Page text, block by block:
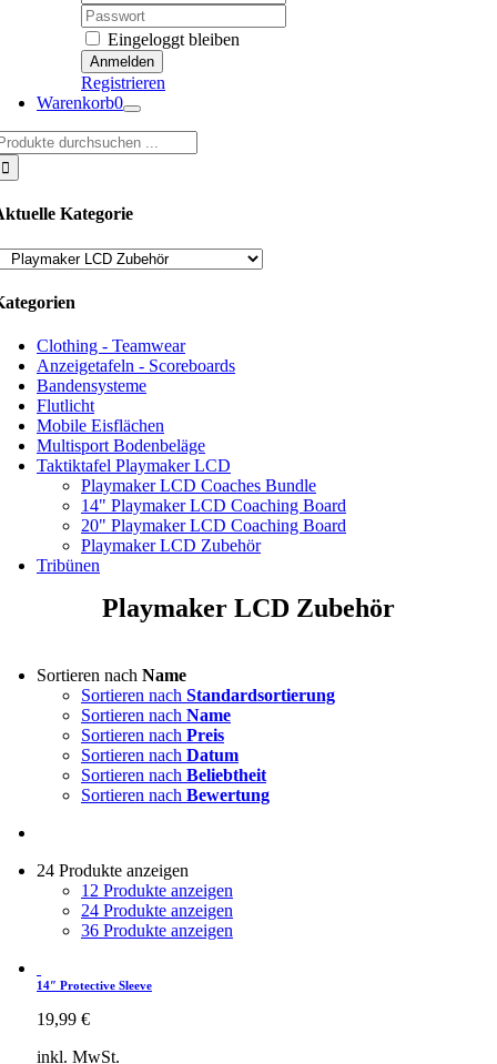
Password:
Eingeloggt bleiben
Registrieren
Warenkorb0
Kategorie
Clothing - Teamwear
Anzeigetafeln - Scoreboards
Bandensysteme
Flutlicht
Mobile Eisflächen
Multisport Bodenbeläge
Taktiktafel Playmaker LCD
Playmaker LCD Coaches Bundle
14" Playmaker LCD Coaching Board
20" Playmaker LCD Coaching Board
Playmaker LCD Zubehör
Tribünen
Playmaker LCD Zubehör
Sortieren nach Name
Sortieren nach Standardsortierung
Sortieren nach Name
Sortieren nach Preis
Sortieren nach Datum
Sortieren nach Beliebtheit
Sortieren nach Bewertung
24 Produkte anzeigen
12 Produkte anzeigen
24 Produkte anzeigen
36 Produkte anzeigen
14″ Protective Sleeve
19,99 €
inkl. MwSt.